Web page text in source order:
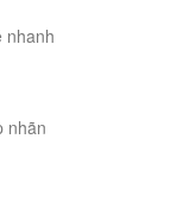
nhanh
nhãn